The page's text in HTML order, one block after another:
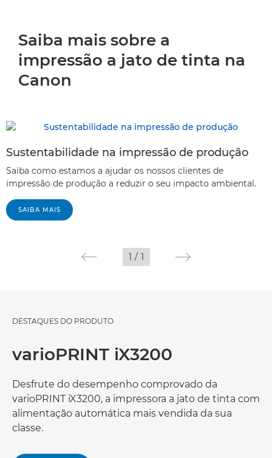
Saiba mais sobre a
impressão a jato de tinta na
Canon
Sustentabilidade na impressão de produção
Saiba como estamos a ajudar os nossos clientes de
impressão de produção a reduzir o seu impacto ambiental.
SAIBA MAIS
1 / 1
DESTAQUES DO PRODUTO
varioPRINT iX3200
Desfrute do desempenho comprovado da
varioPRINT iX3200, a impressora a jato de tinta com
alimentação automática mais vendida da sua
classe.